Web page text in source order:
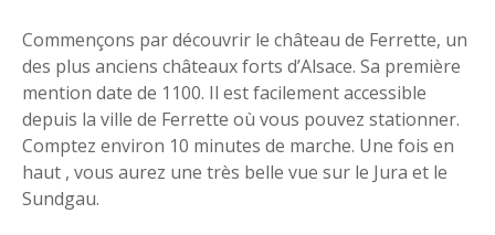
Commençons par découvrir le château de Ferrette, un
des plus anciens châteaux forts d’Alsace. Sa première
mention date de 1100. Il est facilement accessible
depuis la ville de Ferrette où vous pouvez stationner.
Comptez environ 10 minutes de marche. Une fois en
haut , vous aurez une très belle vue sur le Jura et le
Sundgau.